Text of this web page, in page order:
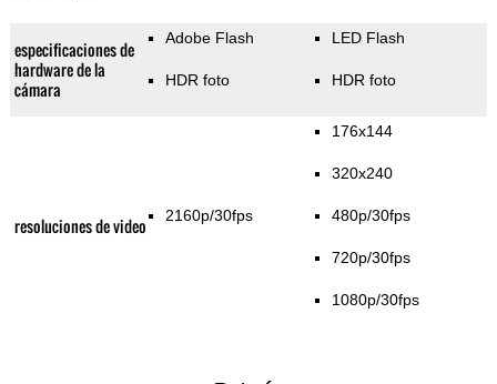
especificaciones de
hardware de la
cámara
Adobe Flash
HDR foto
LED Flash
HDR foto
resoluciones de video 2160p/30fps
176x144
320x240
480p/30fps
720p/30fps
1080p/30fps